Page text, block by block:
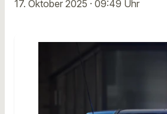
17. Oktober 2025 · 09:49 Uhr